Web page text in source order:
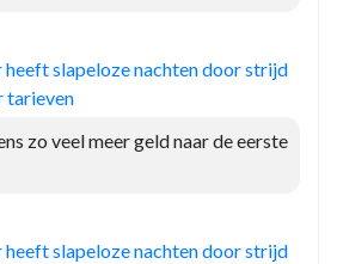
slapeloze nachten door strijd
tarieven
zo veel meer geld naar de eerste
slapeloze nachten door strijd